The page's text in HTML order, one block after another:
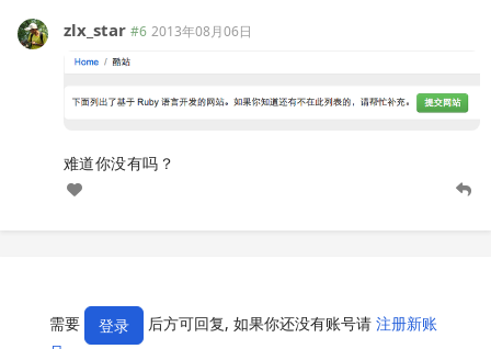
zlx_star #6 2013年08月06日
难道你没有吗？
需要 登录 后方可回复, 如果你还没有账号请 注册新账